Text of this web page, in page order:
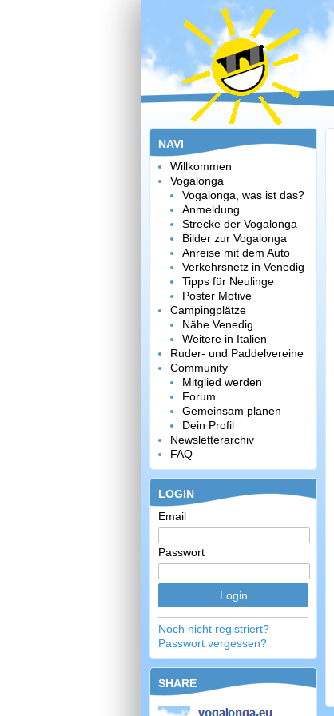
NAVI
Willkommen
Vogalonga
Vogalonga, was ist das?
Anmeldung
Strecke der Vogalonga
Bilder zur Vogalonga
Anreise mit dem Auto
Verkehrsnetz in Venedig
Tipps für Neulinge
Poster Motive
Campingplätze
Nähe Venedig
Weitere in Italien
Ruder- und Paddelvereine
Community
Mitglied werden
Forum
Gemeinsam planen
Dein Profil
Newsletterarchiv
FAQ
LOGIN
Email
Passwort
Noch nicht registriert?
Passwort vergessen?
SHARE